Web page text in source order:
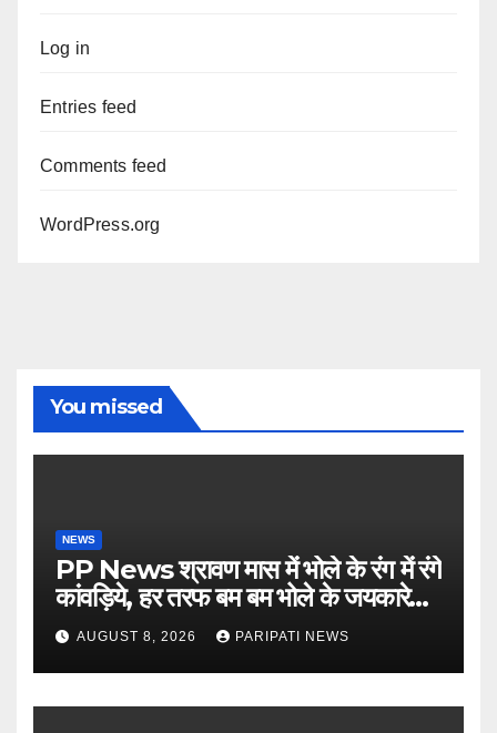
Log in
Entries feed
Comments feed
WordPress.org
You missed
NEWS
PP News श्रावण मास में भोले के रंग में रंगे
कांवड़िये, हर तरफ बम बम भोले के जयकारे…
see more..
AUGUST 8, 2026 PARIPATI NEWS